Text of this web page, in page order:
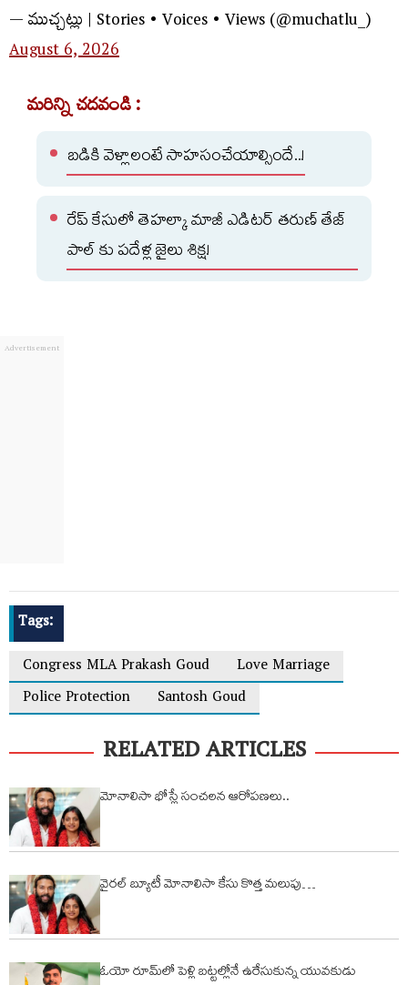
— ముచ్చట్లు | Stories • Voices • Views (@muchatlu_)
August 6, 2026
మరిన్ని చదవండి :
బడికి వెళ్లాలంటే సాహసంచేయాల్సిందే..!
రేప్ కేసులో తెహల్కా మాజీ ఎడిటర్ తరుణ్ తేజ్
పాల్ కు పదేళ్ల జైలు శిక్ష!
Tags:
Congress MLA Prakash Goud
Love Marriage
Police Protection
Santosh Goud
RELATED ARTICLES
మోనాలిసా భోస్లే సంచలన ఆరోప‌ణ‌లు..
వైరల్ బ్యూటీ మోనాలిసా కేసు కొత్త మలుపు…
ఓయో రూమ్‌లో పెళ్లి బ‌ట్ట‌ల్లోనే ఉరేసుకున్న యువ‌కుడు